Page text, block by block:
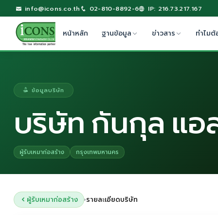
info@icons.co.th 02-810-8892-6 IP: 216.73.217.167
หน้าหลัก ฐานข้อมูล ข่าวสาร ทำไมต้
ข้อมูลบริษัท
บริษัท กันกุล แอ
ผู้รับเหมาก่อสร้าง กรุงเทพมหานคร
ผู้รับเหมาก่อสร้าง ›รายละเอียดบริษัท